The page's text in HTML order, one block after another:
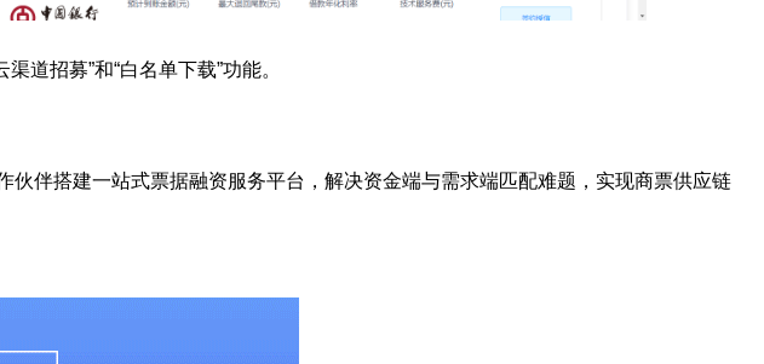
道招募”和“白名单下载”功能。
伙伴搭建一站式票据融资服务平台，解决资金端与需求端匹配难题，实现商票供应链